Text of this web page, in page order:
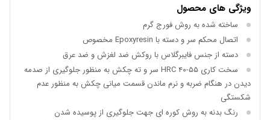
ویژگی های محصول
ساخته شده به روش فورج گرم
اتصال محکم سر و دسته با Epoxyresin مخصوص
دسته از جنس فایبرگلاس با روکش ضد لغزش و ضد عرق
سخت کاری ۵۵-۴۰ HRC سر و ته چکش به منظور جلوگیری از صدمه
دیدن در هنگام ضربه و نرم ماندن قسمت میانی چکش به منظور عدم
شکستگی
رنگ بدنه به روش کوره ای جهت جلوگیری از پوسیده شدن